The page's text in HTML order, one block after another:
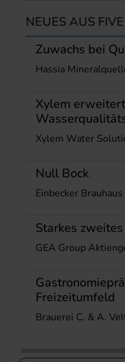
NEUES AUS FIVE
Zuwachs bei
Hassia
Xylem
Xylem Water
Null Bock
Einbecker Brauhaus
Starkes
GEA Group
Freizeitumfeld
Brauerei C. & A.